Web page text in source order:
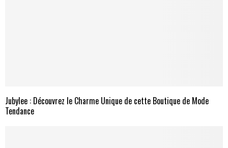
Jubylee : Découvrez le Charme Unique de cette Boutique de Mode
Tendance